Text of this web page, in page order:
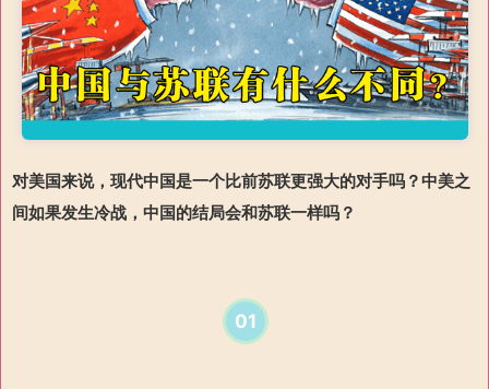
对美国来说，现代中国是一个比前苏联更强大的对手吗？中美之
间如果发生冷战，中国的结局会和苏联一样吗？
01